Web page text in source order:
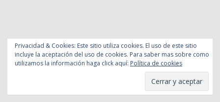
Privacidad & Cookies: Este sitio utiliza cookies. El uso de este sitio
incluye la aceptación del uso de cookies. Para saber mas sobre como
utilizamos la información haga click aquí: Política de cookies